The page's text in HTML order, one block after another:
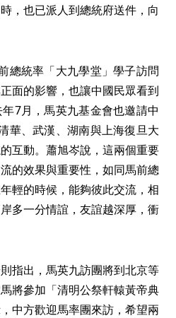
，也已派人到總統府送件，向
總統率「大九學堂」學子訪問
面的影響，也讓中國民眾看到
7月，馬英九基金會也邀請中
華、武漢、湖南與上海復旦大
互動。蕭旭岑說，這兩個重要
的效果與重要性，如同馬前總
輕的時候，能夠彼此交流，相
多一分情誼，友誼越深厚，衝
指出，馬英九訪團將到北京等
將參加「清明公祭軒轅黃帝典
中方歡迎馬率團來訪，希望兩